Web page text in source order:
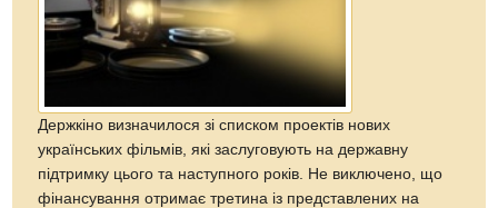
Держкіно визначилося зі списком проектів нових
українських фільмів, які заслуговують на державну
підтримку цього та наступного років. Не виключено, що
фінансування отримає третина із представлених на